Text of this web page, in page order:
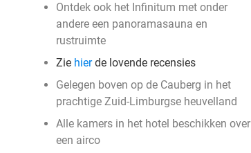
Ontdek ook het Infinitum met onder
andere een panoramasauna en
rustruimte
Zie hierde lovende recensies
Gelegen boven op de Cauberg in het
prachtige Zuid-Limburgse heuvelland
Alle kamers in het hotel beschikken over
een airco